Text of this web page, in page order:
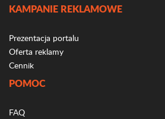
KAMPANIE REKLAMOWE
Prezentacja portalu
Oferta reklamy
Cennik
POMOC
FAQ